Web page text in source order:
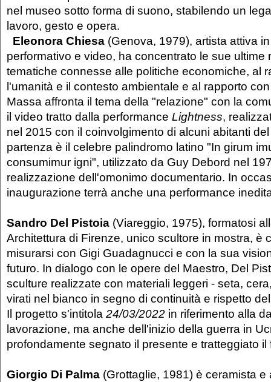
nel museo sotto forma di suono, stabilendo un
lavoro, gesto e opera.
Eleonora Chiesa (Genova, 1979), artista attiva
performativo e video, ha concentrato le sue ultime
tematiche connesse alle politiche economiche, al
l'umanità e il contesto ambientale e al rapporto
Massa affronta il tema della "relazione" con la
il video tratto dalla performance Lightness,
nel 2015 con il coinvolgimento di alcuni abitanti
partenza è il celebre palindromo latino "In girum
consumimur igni", utilizzato da Guy Debord nel
realizzazione dell'omonimo documentario. In
inaugurazione terrà anche una performance
Sandro Del Pistoia (Viareggio, 1975), formatosi
Architettura di Firenze, unico scultore in mostra, è
misurarsi con Gigi Guadagnucci e con la sua
futuro. In dialogo con le opere del Maestro, Del
sculture realizzate con materiali leggeri - seta,
virati nel bianco in segno di continuità e rispetto
Il progetto s'intitola 24/03/2022 in riferimento alla
lavorazione, ma anche dell'inizio della guerra in
profondamente segnato il presente e tratteggiato il
Giorgio Di Palma (Grottaglie, 1981) è ceramista e